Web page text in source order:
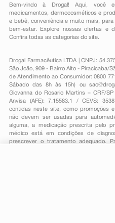
Bem-vindo à Drogal! Aqui, você
medicamentos , dermocosméticos e
e bebê, conveniênciae muito mais, para
bem-estar. Explore nossas ofertas e
Confira todas as categorias do site.
Drogal Farmacêutica LTDA | CNPJ:
São João, 909 - Bairro Alto - Piracicaba/
de Atendimento ao Consumidor: 0800
Sábado das 8h às 15h) ou
Giovanna do Rosario Martins – CRF/
Anvisa (AFE): 7.15583.1 / CEVS:
contidas neste site, como promoções
não devem ser usadas para
alguma, a medicação prescrita pelo
médico está em condições de
prescrever o tratamento adequado.